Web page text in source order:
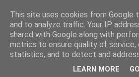
This site uses cookies from Google
and to analyze traffic. Your IP
shared with Google along with
metrics to ensure quality of service,
statistics, and to detect and
LEARN MORE